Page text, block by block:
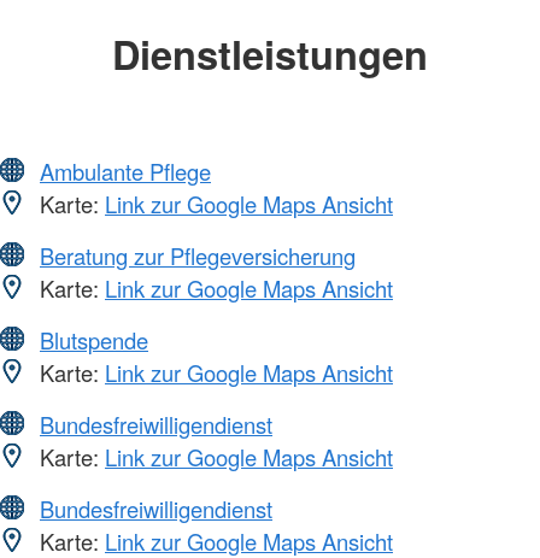
Dienstleistungen
Ambulante Pflege
Karte: Link zur Google Maps Ansicht
Beratung zur Pflegeversicherung
Karte: Link zur Google Maps Ansicht
Blutspende
Karte: Link zur Google Maps Ansicht
Bundesfreiwilligendienst
Karte: Link zur Google Maps Ansicht
Bundesfreiwilligendienst
Karte: Link zur Google Maps Ansicht